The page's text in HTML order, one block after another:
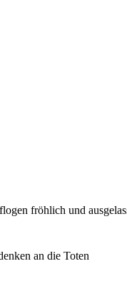
fröhlich und
an die Toten